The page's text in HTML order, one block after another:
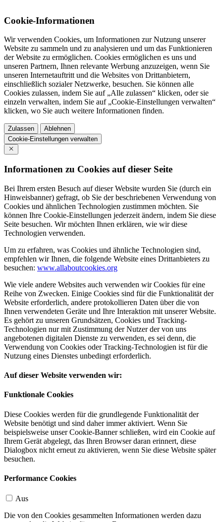
Cookie-Informationen
Wir verwenden Cookies, um Informationen zur Nutzung unserer
Website zu sammeln und zu analysieren und um das Funktionieren
der Website zu ermöglichen. Cookies ermöglichen es uns und
unseren Partnern, Ihnen relevante Werbung anzuzeigen, wenn Sie
unseren Internetauftritt und die Websites von Drittanbietern,
einschließlich sozialer Netzwerke, besuchen. Sie können alle
Cookies zulassen, indem Sie auf „Alle zulassen“ klicken, oder sie
einzeln verwalten, indem Sie auf „Cookie-Einstellungen verwalten“
klicken, wo Sie auch weitere Informationen finden.
Zulassen
Ablehnen
Cookie-Einstellungen verwalten
Informationen zu Cookies auf dieser Seite
Bei Ihrem ersten Besuch auf dieser Website wurden Sie (durch ein
Hinweisbanner) gefragt, ob Sie der beschriebenen Verwendung von
Cookies und ähnlichen Technologien zustimmen möchten. Sie
können Ihre Cookie-Einstellungen jederzeit ändern, indem Sie diese
Seite besuchen. Wir möchten Ihnen erklären, wie wir diese
Technologien verwenden.
Um zu erfahren, was Cookies und ähnliche Technologien sind,
empfehlen wir Ihnen, die folgende Website eines Drittanbieters zu
besuchen: www.allaboutcookies.org
Wie viele andere Websites auch verwenden wir Cookies für eine
Reihe von Zwecken. Einige Cookies sind für die Funktionalität der
Website erforderlich, andere protokollieren Daten über die von
Ihnen verwendeten Geräte und Ihre Interaktion mit unserer Website.
Es gehört zu unseren Grundsätzen, Cookies und Tracking-
Technologien nur mit Zustimmung der Nutzer der von uns
angebotenen digitalen Dienste zu verwenden, es sei denn, die
Verwendung von Cookies oder Tracking-Technologien ist für die
Nutzung eines Dienstes unbedingt erforderlich.
Auf dieser Website verwenden wir:
Funktionale Cookies
Diese Cookies werden für die grundlegende Funktionalität der
Website benötigt und sind daher immer aktiviert. Wenn Sie
beispielsweise unser Cookie-Banner schließen, wird ein Cookie auf
Ihrem Gerät abgelegt, das Ihren Browser daran erinnert, diese
Dialogbox nicht erneut zu aktivieren, wenn Sie diese Website später
besuchen.
Performance Cookies
Aus
Die von den Cookies gesammelten Informationen werden dazu